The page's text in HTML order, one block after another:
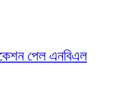
পেল এনবিএল